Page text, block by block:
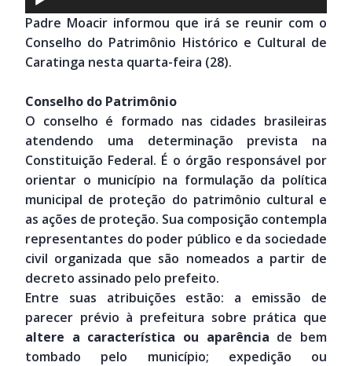
de
áudio
Padre Moacir informou que irá se reunir com o
Conselho do Patrimônio Histórico e Cultural de
Caratinga nesta quarta-feira (28).
Conselho do Patrimônio
O conselho é formado nas cidades brasileiras
atendendo uma determinação prevista na
Constituição Federal. É o órgão responsável por
orientar o município na formulação da política
municipal de proteção do patrimônio cultural e
as ações de proteção. Sua composição contempla
representantes do poder público e da sociedade
civil organizada que são nomeados a partir de
decreto assinado pelo prefeito.
Entre suas atribuições estão: a emissão de
parecer prévio à prefeitura sobre prática que
altere a característica ou aparência de bem
tombado pelo município; expedição ou